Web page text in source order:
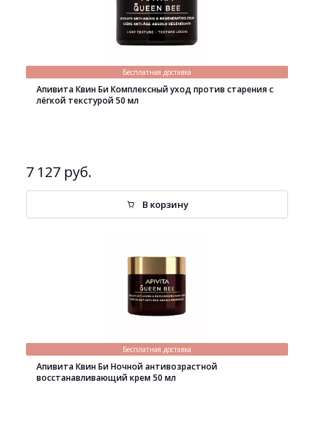
Бесплатная доставка
Апивита Квин Би Комплексный уход против старения с
лёгкой текстурой 50 мл
7 127 руб.
В корзину
Бесплатная доставка
Апивита Квин Би Ночной антивозрастной
восстанавливающий крем 50 мл